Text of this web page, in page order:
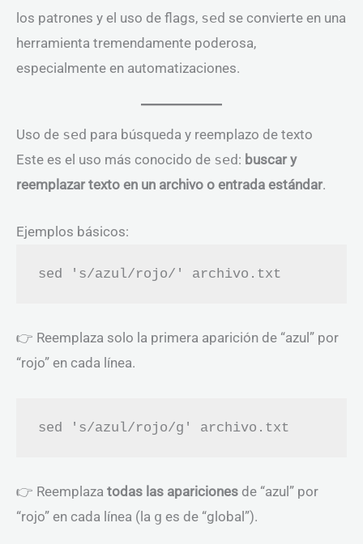
los patrones y el uso de flags, sed se convierte en una
herramienta tremendamente poderosa,
especialmente en automatizaciones.
Uso de sed para búsqueda y reemplazo de texto
Este es el uso más conocido de sed: buscar y
reemplazar texto en un archivo o entrada estándar.
Ejemplos básicos:
👉 Reemplaza solo la primera aparición de “azul” por
“rojo” en cada línea.
👉 Reemplaza todas las apariciones de “azul” por
“rojo” en cada línea (la g es de “global”).